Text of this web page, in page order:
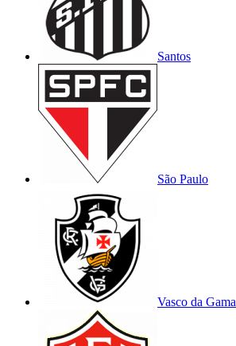
Santos
São Paulo
Vasco da Gama